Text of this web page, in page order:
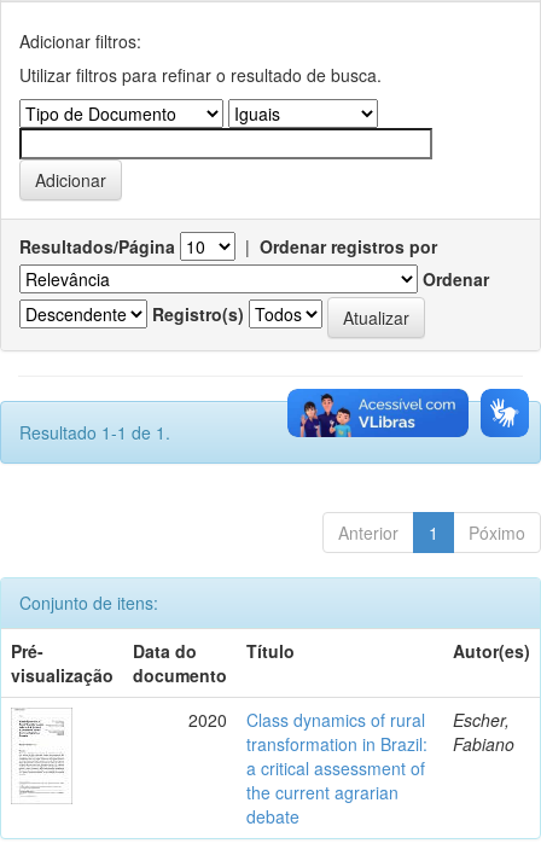
Adicionar filtros:
Utilizar filtros para refinar o resultado de busca.
Resultados/Página | Ordenar registros por
Ordenar
Registro(s)
Resultado 1-1 de 1.
Anterior 1 Póximo
Conjunto de itens:
Pré-
visualização
Data do
documento
Título Autor(es)
2020
Class dynamics of rural
transformation in Brazil:
a critical assessment of
the current agrarian
debate
Escher,
Fabiano